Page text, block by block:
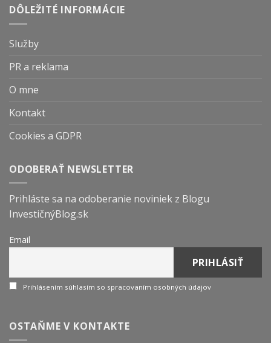
DÔLEŽITÉ INFORMÁCIE
Služby
PR a reklama
O mne
Kontakt
Cookies a GDPR
ODOBERAŤ NEWSLETTER
Prihláste sa na odoberanie noviniek z Blogu
InvestičnýBlog.sk
Email
Prihlásením súhlasím so spracovaním osobných údajov
OSTAŇME V KONTAKTE